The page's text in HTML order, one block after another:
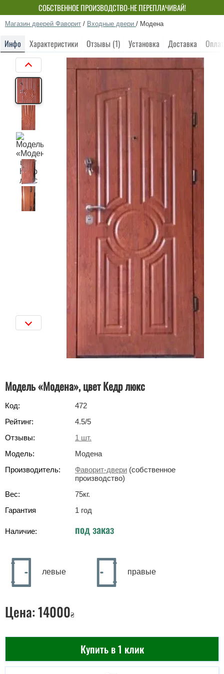
СОБСТВЕННОЕ ПРОИЗВОДСТВО-НЕ ПЕРЕПЛАЧИВАЙ!
Магазин дверей Фаворит / Входные двери / Модена
Инфо Характеристики Отзывы (1) Установка Доставка
Модель «Модена», цвет Кедр люкс
Код:
472
Рейтинг:
4.5/5
Отзывы:
1 шт.
Модель:
Модена
Производитель:
Фаворит-двери (собственное
производство)
Вес:
75кг.
Гарантия
1 год
Наличие: под заказ
левые правые
Цена:14000₴
Купить в 1 клик